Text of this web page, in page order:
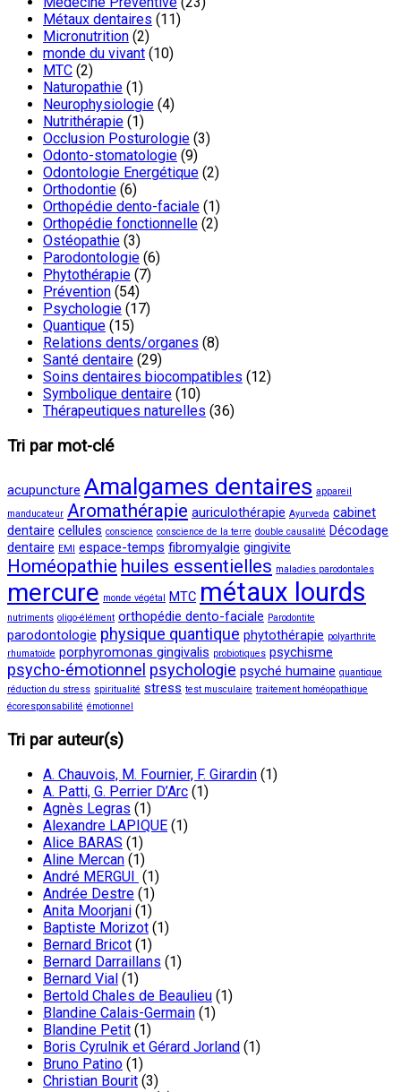
Métaux dentaires (11)
Micronutrition (2)
monde du vivant (10)
MTC (2)
Naturopathie (1)
Neurophysiologie (4)
Nutrithérapie (1)
Occlusion Posturologie (3)
Odonto-stomatologie (9)
Odontologie Energétique (2)
Orthodontie (6)
Orthopédie dento-faciale (1)
Orthopédie fonctionnelle (2)
Ostéopathie (3)
Parodontologie (6)
Phytothérapie (7)
Prévention (54)
Psychologie (17)
Quantique (15)
Relations dents/organes (8)
Santé dentaire (29)
Soins dentaires biocompatibles (12)
Symbolique dentaire (10)
Thérapeutiques naturelles (36)
Tri par mot-clé
acupuncture Amalgames dentaires appareil
manducateur Aromathérapie auriculothérapie Ayurveda cabinet
dentaire cellules conscience conscience de la terre double causalité Décodage
dentaire EMI espace-temps fibromyalgie gingivite
Homéopathie huiles essentielles maladies parodontales
mercure monde végétal MTC métaux lourds
nutriments oligo-élément orthopédie dento-faciale Parodontite
parodontologie physique quantique phytothérapie polyarthrite
rhumatoïde porphyromonas gingivalis probiotiques psychisme
psycho-émotionnel psychologie psyché humaine quantique
réduction du stress spiritualité stress test musculaire traitement homéopathique
écoresponsabilité émotionnel
Tri par auteur(s)
A. Chauvois, M. Fournier, F. Girardin (1)
A. Patti, G. Perrier D’Arc (1)
Agnès Legras (1)
Alexandre LAPIQUE (1)
Alice BARAS (1)
Aline Mercan (1)
André MERGUI
(1)
Andrée Destre (1)
Anita Moorjani (1)
Baptiste Morizot (1)
Bernard Bricot (1)
Bernard Darraillans (1)
Bernard Vial (1)
Bertold Chales de Beaulieu (1)
Blandine Calais-Germain (1)
Blandine Petit (1)
Boris Cyrulnik et Gérard Jorland (1)
Bruno Patino (1)
Christian Bourit (3)